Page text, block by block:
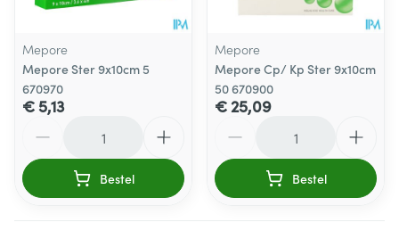
Mepore
Mepore Ster 9x10cm 5
670970
€ 5,13
Bestel
Mepore
Mepore Cp/ Kp Ster 9x10cm
50 670900
€ 25,09
Bestel